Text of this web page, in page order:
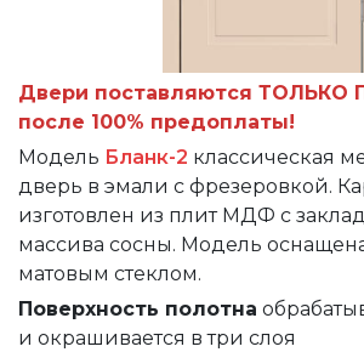
Двери поставляются ТОЛЬКО
после 100% предоплаты!
Модель Бланк-2 классическая
дверь в эмали с фрезеровкой.
изготовлен из плит МДФ с
массива сосны. Модель
матовым стеклом.
Поверхность полотна
и окрашивается в три слоя